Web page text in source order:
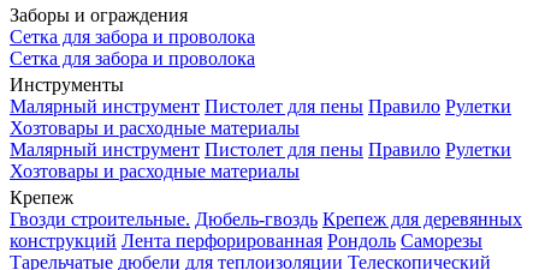
Заборы и ограждения
Сетка для забора и проволока
Сетка для забора и проволока
Инструменты
Малярный инструмент Пистолет для пены Правило Рулетки
Хозтовары и расходные материалы
Малярный инструмент Пистолет для пены Правило Рулетки
Хозтовары и расходные материалы
Крепеж
Гвозди строительные. Дюбель-гвоздь Крепеж для деревянных
конструкций Лента перфорированная Рондоль Саморезы
Тарельчатые дюбели для теплоизоляции Телескопический